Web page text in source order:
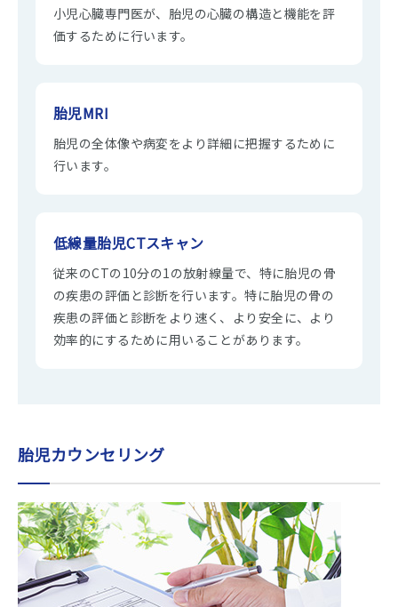
小児心臓専門医が、胎児の心臓の構造と機能を評
価するために行います。
胎児MRI
胎児の全体像や病変をより詳細に把握するために
行います。
低線量胎児CTスキャン
従来のCTの10分の1の放射線量で、特に胎児の骨
の疾患の評価と診断を行います。特に胎児の骨の
疾患の評価と診断をより速く、より安全に、より
効率的にするために用いることがあります。
胎児カウンセリング